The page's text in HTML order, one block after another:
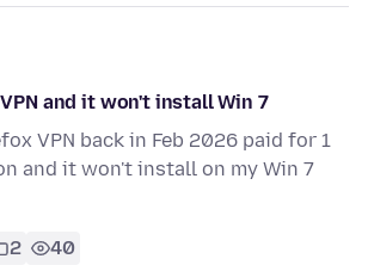
and it won't install Win 7
VPN back in Feb 2026 paid for 1
and it won't install on my Win 7
2 40